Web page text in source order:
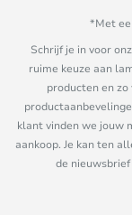
*Met
Schrijf je in voor
ruime keuze aan
producten en
klant vinden we jouw
aankoop. Je kan ten
de